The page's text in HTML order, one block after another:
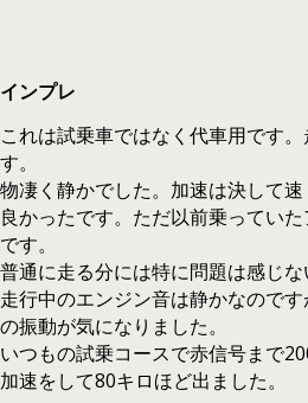
インプレ
これは試乗車ではなく代車用です
す。
物凄く静かでした。加速は決して
良かったです。ただ以前乗ってい
です。
普通に走る分には特に問題は感じな
走行中のエンジン音は静かなので
の振動が気になりました。
いつもの試乗コースで赤信号まで
加速をして80キロほど出ました。